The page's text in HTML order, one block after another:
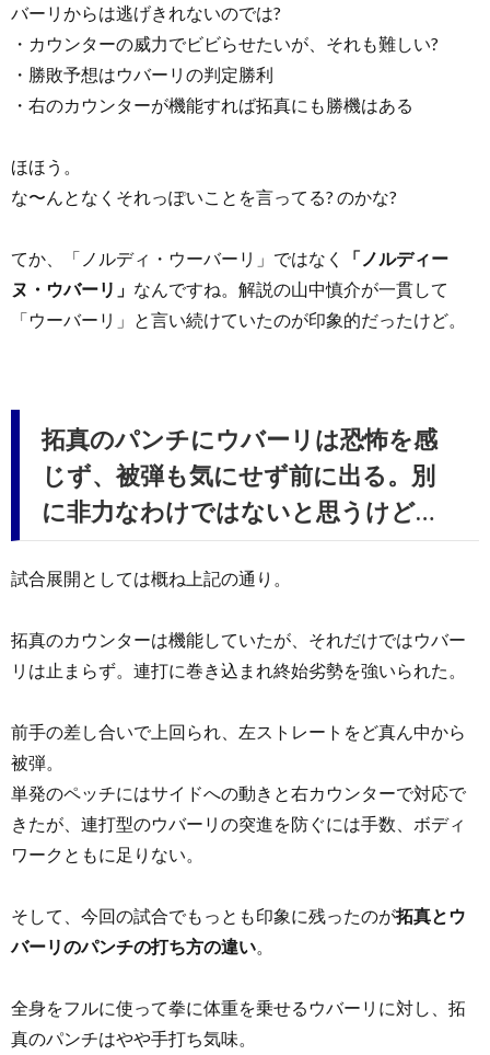
バーリからは逃げきれないのでは?
・カウンターの威力でビビらせたいが、それも難しい?
・勝敗予想はウバーリの判定勝利
・右のカウンターが機能すれば拓真にも勝機はある
ほほう。
な〜んとなくそれっぽいことを言ってる? のかな?
てか、「ノルディ・ウーバーリ」ではなく
「ノルディー
ヌ・ウバーリ」 なんですね。解説の山中慎介が一貫して
「ウーバーリ」と言い続けていたのが印象的だったけど。
拓真のパンチにウバーリは恐怖を感
じず、被弾も気にせず前に出る。別
に非力なわけではないと思うけど…
試合展開としては概ね上記の通り。
拓真のカウンターは機能していたが、それだけではウバー
リは止まらず。連打に巻き込まれ終始劣勢を強いられた。
前手の差し合いで上回られ、左ストレートをど真ん中から
被弾。
単発のペッチにはサイドへの動きと右カウンターで対応で
きたが、連打型のウバーリの突進を防ぐには手数、ボディ
ワークともに足りない。
そして、今回の試合でもっとも印象に残ったのが拓真とウ
バーリのパンチの打ち方の違い
全身をフルに使って拳に体重を乗せるウバーリに対し、拓
真のパンチはやや手打ち気味。